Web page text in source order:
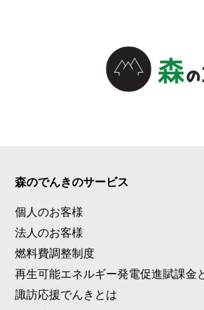
森のでんきのサービス
個人のお客様
法人のお客様
燃料費調整制度
再生可能エネルギー発電促進賦課金
諏訪応援でんきとは